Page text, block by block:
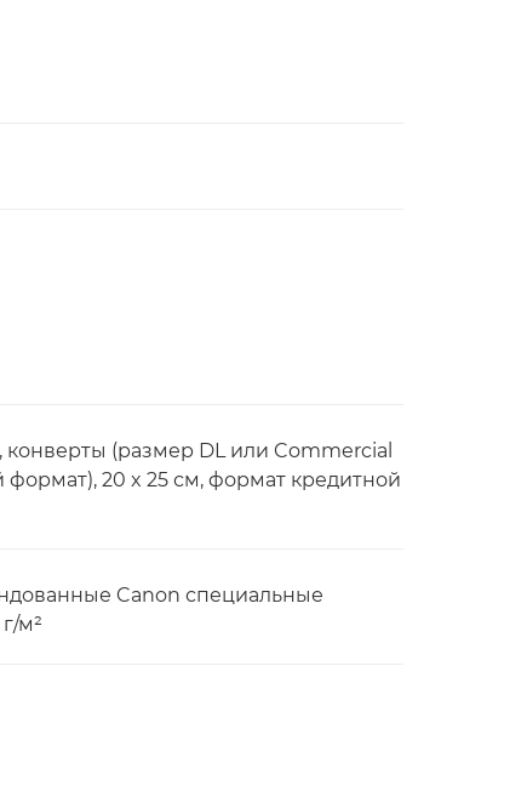
конверты (размер DL или Commercial
формат), 20 x 25 см, формат кредитной
Canon специальные
м²